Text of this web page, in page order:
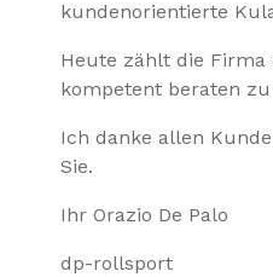
kundenorientierte
Heute zählt die
kompetent beraten zu
Ich danke allen
Sie.
Ihr Orazio De Palo
dp-rollsport